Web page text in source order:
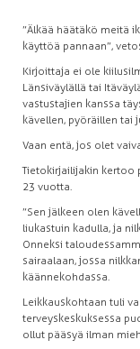
”Älkää häätäkö meitä
käyttöä pannaan”,
Kirjoittaja ei ole
Länsiväylällä tai
vastustajien kanssa
kävellen, pyöräillen tai
Vaan entä, jos olet
Tietokirjailijakin kertoo
23 vuotta.
”Sen jälkeen olen
liukastuin kadulla, ja
Onneksi
sairaalaan, jossa
käännekohdassa.
Leikkauskohtaan tuli
terveyskeskuksessa
ollut pääsyä ilman